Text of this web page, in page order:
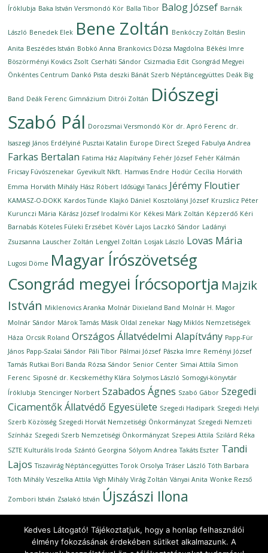
Íróklubja Baka István Versmondó Kör Balla Tibor Balog József Barnák
László Benedek Elek Bene Zoltán Benkóczy Zoltán Beslin
Anita Beszédes István Bobkó Anna Brankovics Dózsa Magdolna Békési Imre
Böszörményi Kovács Zsolt Cserháti Sándor Csizmadia Edit Csongrád Megyei
Önkéntes Centrum Dankó Pista deszki Bánát Szerb Néptáncegyüttes Deák Big
Band Deák Ferenc Gimnázium Ditrói Zoltán Diószegi
Szabó Pál Dorozsmai Versmondó Kör dr. Apró Ferenc dr.
Isaszegi János Erdélyiné Pusztai Katalin Europe Direct Szeged Fabulya Andrea
Farkas Bertalan Fatima Ház Alapítvány Fehér József Fehér Kálmán
Fricsay Fúvószenekar Gyevikult Nkft. Hamvas Endre Hodúr Cecília Horváth
Emma Horváth Mihály Hász Róbert Idősügyi Tanács Jérémy Floutier
KAMASZ-O-DOKK Kardos Tünde Klajkó Dániel Kosztolányi József Kruzslicz Péter
Kurunczi Mária Kárász József Irodalmi Kör Kékesi Márk Zoltán Képzerdő Kéri
Barnabás Köteles Füleki Erzsébet Kövér Lajos Laczkó Sándor Ladányi
Zsuzsanna Lauscher Zoltán Lengyel Zoltán Losjak László Lovas Mária
Lugosi Döme Magyar Írószövetség
Csongrád megyei Írócsoportja Majzik
István Miklenovics Aranka Molnár Dixieland Band Molnár H. Magor
Molnár Sándor Márok Tamás Másik Oldal zenekar Nagy Miklós Nemzetiségek
Háza Orcsik Roland Országos Állatvédelmi Alapítvány Papp-Für
János Papp-Szalai Sándor Páli Tibor Pálmai József Pászka Imre Reményi József
Tamás Rutkai Bori Banda Rózsa Sándor Senior Center Simai Attila Simon
Ferenc Siposné dr. Kecskeméthy Klára Solymos László Somogyi-könyvtár
Íróklubja Stencinger Norbert Szabados Ágnes Szabó Gábor Szegedi
Cicamentők Állatvédő Egyesülete Szegedi Hadipark Szegedi Helyi
Szerb Közösség Szegedi Horvát Nemzetiségi Önkormányzat Szegedi Nemzeti
Színház Szegedi Szerb Nemzetiségi Önkormányzat Szepesi Attila Szilárd Réka
SZTE Kulturális Iroda Szántó Georgina Sólyom Andrea Takáts Eszter Tandi
Lajos Tiszavirág Néptáncegyüttes Torok Orsolya Tráser László Tóth Barbara
Tóth Mihály Veszelka Attila Vigh Mihály Virág Zoltán Ványai Anita Wonke Rezső
Zombori István Zsalakó István Újszászi Ilona
Kedves Látogató! Tájékoztatjuk, hogy a honlap felhasználói
élmény fokozásának érdekében sütiket alkalmazunk. A